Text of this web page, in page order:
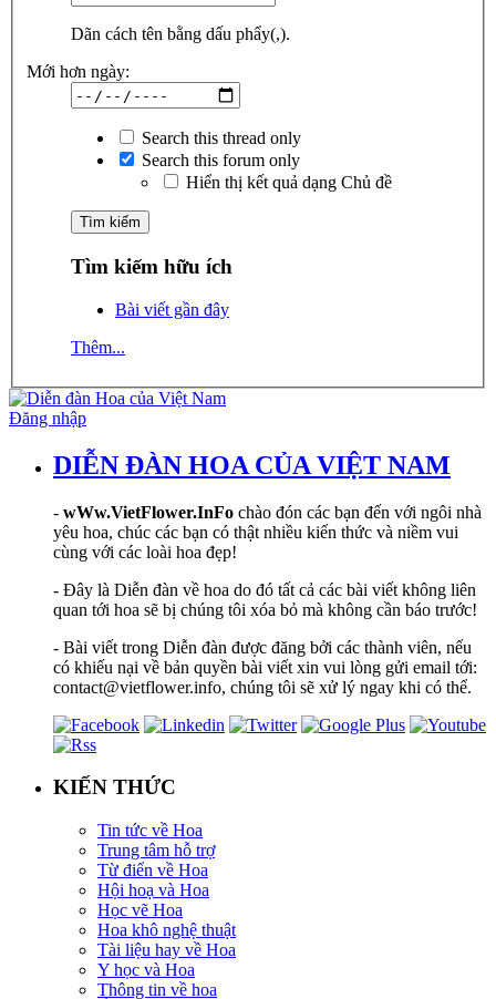
Dãn cách tên bằng dấu phẩy(,).
Mới hơn ngày:
Search this thread only
Search this forum only
Hiển thị kết quả dạng Chủ đề
Tìm kiếm hữu ích
Bài viết gần đây
Thêm...
Đăng nhập
DIỄN ĐÀN HOA CỦA VIỆT NAM
- wWw.VietFlower.InFo chào đón các bạn đến với ngôi nhà
yêu hoa, chúc các bạn có thật nhiều kiến thức và niềm vui
cùng với các loài hoa đẹp!
- Đây là Diễn đàn về hoa do đó tất cả các bài viết không liên
quan tới hoa sẽ bị chúng tôi xóa bỏ mà không cần báo trước!
- Bài viết trong Diễn đàn được đăng bởi các thành viên, nếu
có khiếu nại về bản quyền bài viết xin vui lòng gửi email tới:
contact@vietflower.info, chúng tôi sẽ xử lý ngay khi có thể.
KIẾN THỨC
Tin tức về Hoa
Trung tâm hỗ trợ
Từ điển về Hoa
Hội hoạ và Hoa
Học vẽ Hoa
Hoa khô nghệ thuật
Tài liệu hay về Hoa
Y học và Hoa
Thông tin về hoa